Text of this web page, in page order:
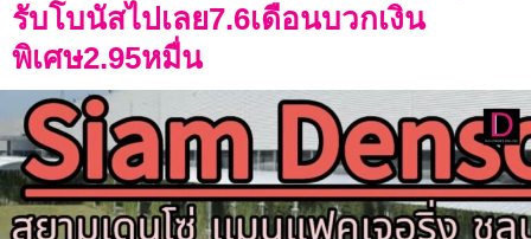
รับโบนัสไปเลย7.6เดือนบวกเงิน
พิเศษ2.95หมื่น